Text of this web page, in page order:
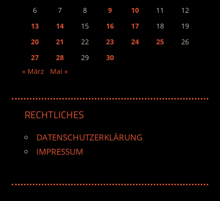
6
7 8 9 10 11
12
13
14 15 16 17 18
19
20
21 22 23 24 25
26
27
28 29
30
« März
Mai »
RECHTLICHES
DATENSCHUTZERKLÄRUNG
IMPRESSUM